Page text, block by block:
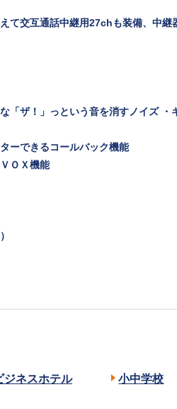
て交互通話中継用27chも装備、中継
「ザ！」っという音を消すノイズ ・
ーできるコールバック機能
ＯＸ機能
ジネスホテル 小中学校